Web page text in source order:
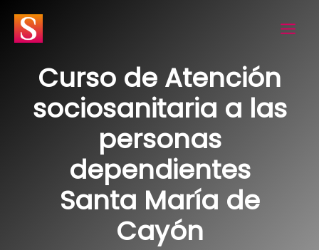
contenido
Curso de Atención
sociosanitaria a las
personas
dependientes
Santa María de
Cayón